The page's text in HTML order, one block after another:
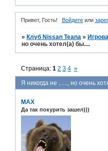
Привет, Гость! Войдитеили
» Клуб Nissan Teana »
но очень хотел(а) бы....
Я никогда не ......, но очень
Страница:1 2 3 4 »
MAX
Да так покурить зашел)))